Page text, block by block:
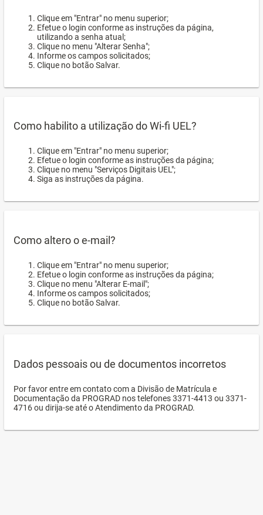
Clique em "Entrar" no menu superior;
Efetue o login conforme as instruções da página,
utilizando a senha atual;
Clique no menu "Alterar Senha";
Informe os campos solicitados;
Clique no botão Salvar.
Como habilito a utilização do Wi-fi UEL?
Clique em "Entrar" no menu superior;
Efetue o login conforme as instruções da página;
Clique no menu "Serviços Digitais UEL";
Siga as instruções da página.
Como altero o e-mail?
Clique em "Entrar" no menu superior;
Efetue o login conforme as instruções da página;
Clique no menu "Alterar E-mail";
Informe os campos solicitados;
Clique no botão Salvar.
Dados pessoais ou de documentos incorretos
Por favor entre em contato com a Divisão de Matrícula e
Documentação da PROGRAD nos telefones 3371-4413 ou 3371-
4716 ou dirija-se até o Atendimento da PROGRAD.